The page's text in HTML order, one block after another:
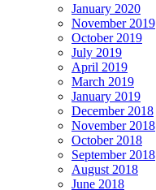
January 2020
November 2019
October 2019
July 2019
April 2019
March 2019
January 2019
December 2018
November 2018
October 2018
September 2018
August 2018
June 2018